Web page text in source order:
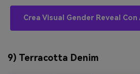
Crea Visual Gender Reveal
9) Terracotta Denim